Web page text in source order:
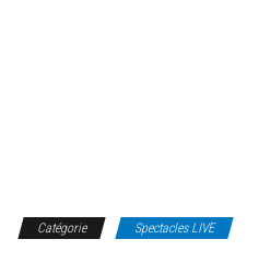
Catégorie Spectacles LIVE